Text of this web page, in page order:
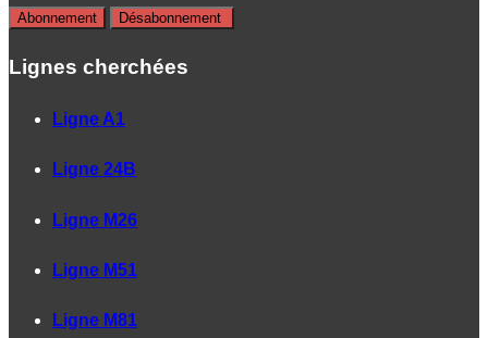
Lignes cherchées
Ligne A1
Ligne 24B
Ligne M26
Ligne M51
Ligne M81